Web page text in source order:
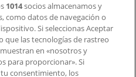
marketing
el mapa
en la web o en la
1014socios almacenamos y
como datos de navegación o
Si seleccionas Aceptar
que las tecnologías de rastreo
en «nosotros y
para proporcionar». Si
tu consentimiento, los